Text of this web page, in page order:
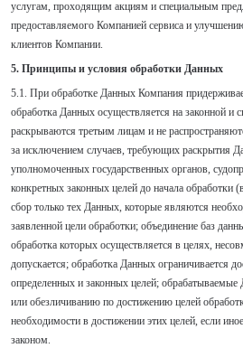
услугам, проходящим акциям и специальным
предоставляемого Компанией сервиса и
клиентов Компании.
5. Принципы и условия обработки Данных
5.1. При обработке Данных Компания
обработка Данных осуществляется на законной и
раскрываются третьим лицам и не
за исключением случаев, требующих раскрытия
уполномоченных государственных органов,
конкретных законных целей до начала обработки
сбор только тех Данных, которые являются
заявленной цели обработки; объединение баз
обработка которых осуществляется в целях,
допускается; обработка Данных ограничивается
определенных и законных целей;
или обезличиванию по достижению целей
необходимости в достижении этих целей, если
законом.